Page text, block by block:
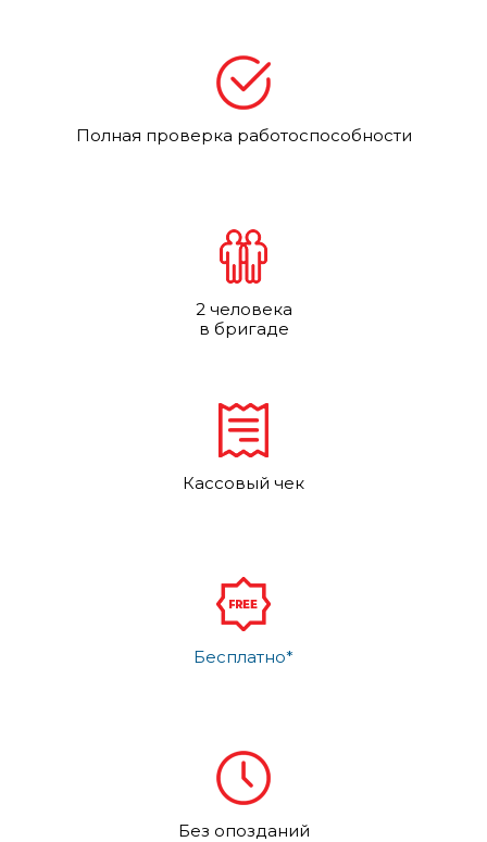
Полная проверка работоспособности
2 человека
в бригаде
Кассовый чек
Бесплатно*
Без опозданий